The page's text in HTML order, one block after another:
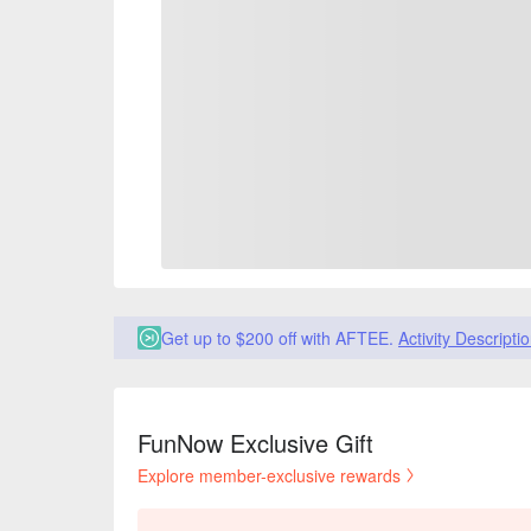
Get up to $200 off with AFTEE. Activity
FunNow Exclusive Gift
Explore member-exclusive rewards